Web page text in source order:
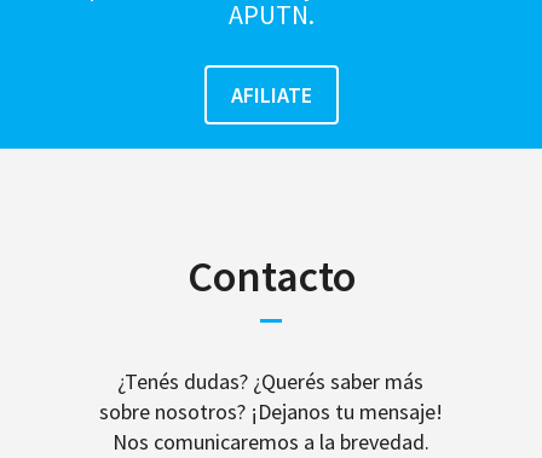
APUTN.
Contacto
¿Tenés dudas? ¿Querés saber más
sobre nosotros? ¡Dejanos tu mensaje!
Nos comunicaremos a la brevedad.